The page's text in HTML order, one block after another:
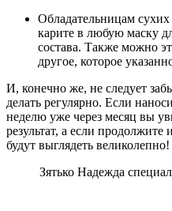
Обладательницам
карите в любую маску
состава. Также можно
другое, которое
И, конечно же, не следует
делать регулярно. Если
неделю уже через месяц вы
результат, а если продолжите
будут выглядеть великолепно!
Зятько Надежда